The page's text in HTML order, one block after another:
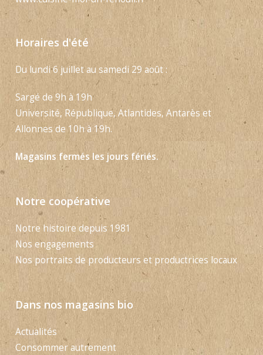
Horaires d'été
Du lundi 6 juillet au samedi 29 août :
Sargé de 9h à 19h
Université, République, Atlantides, Antarès et
Allonnes de 10h à 19h.
Magasins fermés les jours fériés.
Notre coopérative
Notre histoire depuis 1981
Nos engagements
Nos portraits de producteurs et productrices locaux
Dans nos magasins bio
Actualités
Consommer autrement